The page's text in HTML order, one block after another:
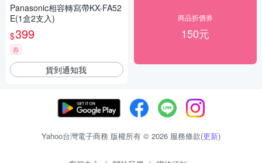
Panasonic相容轉寫帶KX-FA52
E(1盒2支入)
$399
券
貨到通知我
商品折價券
150元
Yahoo台灣電子商務 版權所有 © 2026 服務條款(更新)